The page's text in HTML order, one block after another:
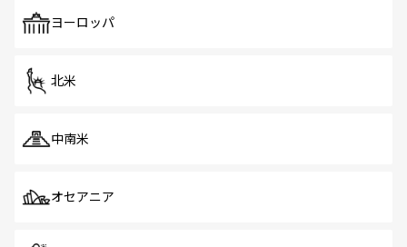
で、ホーカーズは地元の風情を楽しめる外せないスポット
ヨーロッパ
北米
中南米
オセアニア